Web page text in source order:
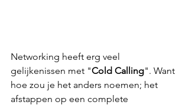
Networking heeft erg veel
gelijkenissen met "Cold Calling". Want
hoe zou je het anders noemen; het
afstappen op een complete